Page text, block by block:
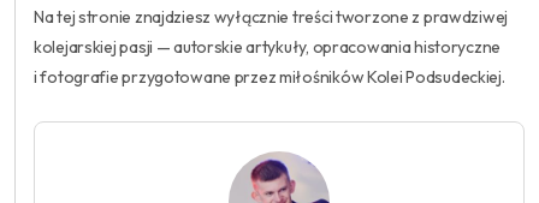
Na tej stronie znajdziesz wyłącznie treści tworzone z prawdziwej
kolejarskiej pasji — autorskie artykuły, opracowania historyczne
i fotografie przygotowane przez miłośników Kolei Podsudeckiej.